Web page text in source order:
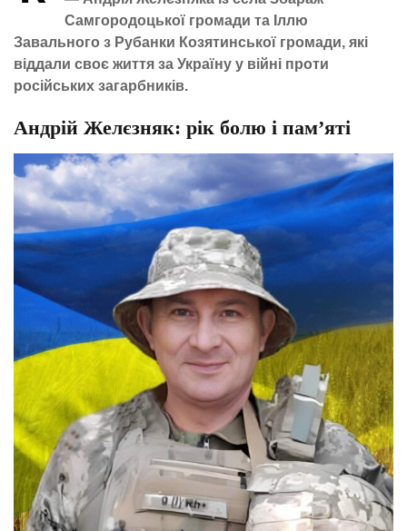
Самгородоцької громади та Іллю
Завального з Рубанки Козятинської громади, які
віддали своє життя за Україну у війні проти
російських загарбників.
Андрій Желєзняк: рік болю і пам’яті